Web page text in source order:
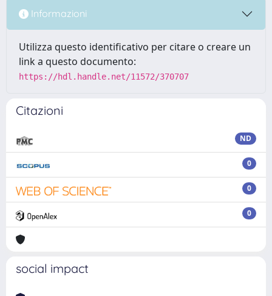
Informazioni
Utilizza questo identificativo per citare o creare un
link a questo documento:
https://hdl.handle.net/11572/370707
Citazioni
ND
0
0
0
social impact